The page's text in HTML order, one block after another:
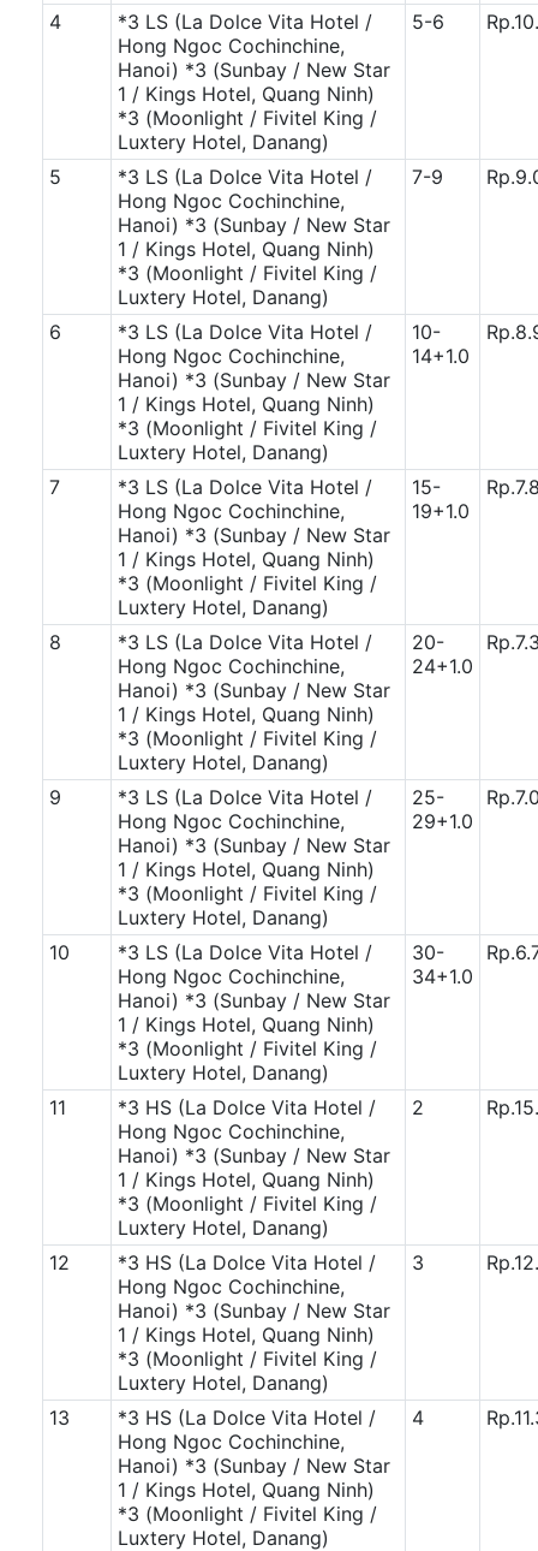
4
*3 LS (La Dolce Vita Hotel /
Hong Ngoc Cochinchine,
Hanoi) *3 (Sunbay / New Star
1 / Kings Hotel, Quang Ninh)
*3 (Moonlight / Fivitel King /
Luxtery Hotel, Danang)
5-6
5
*3 LS (La Dolce Vita Hotel /
Hong Ngoc Cochinchine,
Hanoi) *3 (Sunbay / New Star
1 / Kings Hotel, Quang Ninh)
*3 (Moonlight / Fivitel King /
Luxtery Hotel, Danang)
7-9
6
*3 LS (La Dolce Vita Hotel /
Hong Ngoc Cochinchine,
Hanoi) *3 (Sunbay / New Star
1 / Kings Hotel, Quang Ninh)
*3 (Moonlight / Fivitel King /
Luxtery Hotel, Danang)
10-
14+1.0
7
*3 LS (La Dolce Vita Hotel /
Hong Ngoc Cochinchine,
Hanoi) *3 (Sunbay / New Star
1 / Kings Hotel, Quang Ninh)
*3 (Moonlight / Fivitel King /
Luxtery Hotel, Danang)
15-
19+1.0
8
*3 LS (La Dolce Vita Hotel /
Hong Ngoc Cochinchine,
Hanoi) *3 (Sunbay / New Star
1 / Kings Hotel, Quang Ninh)
*3 (Moonlight / Fivitel King /
Luxtery Hotel, Danang)
20-
24+1.0
9
*3 LS (La Dolce Vita Hotel /
Hong Ngoc Cochinchine,
Hanoi) *3 (Sunbay / New Star
1 / Kings Hotel, Quang Ninh)
*3 (Moonlight / Fivitel King /
Luxtery Hotel, Danang)
25-
29+1.0
10
*3 LS (La Dolce Vita Hotel /
Hong Ngoc Cochinchine,
Hanoi) *3 (Sunbay / New Star
1 / Kings Hotel, Quang Ninh)
*3 (Moonlight / Fivitel King /
Luxtery Hotel, Danang)
30-
34+1.0
11
*3 HS (La Dolce Vita Hotel /
Hong Ngoc Cochinchine,
Hanoi) *3 (Sunbay / New Star
1 / Kings Hotel, Quang Ninh)
*3 (Moonlight / Fivitel King /
Luxtery Hotel, Danang)
2
12
*3 HS (La Dolce Vita Hotel /
Hong Ngoc Cochinchine,
Hanoi) *3 (Sunbay / New Star
1 / Kings Hotel, Quang Ninh)
*3 (Moonlight / Fivitel King /
Luxtery Hotel, Danang)
3
13
*3 HS (La Dolce Vita Hotel /
Hong Ngoc Cochinchine,
Hanoi) *3 (Sunbay / New Star
1 / Kings Hotel, Quang Ninh)
*3 (Moonlight / Fivitel King /
Luxtery Hotel, Danang)
4